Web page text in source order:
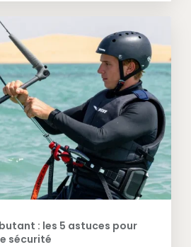
: les 5 astuces pour
sécurité